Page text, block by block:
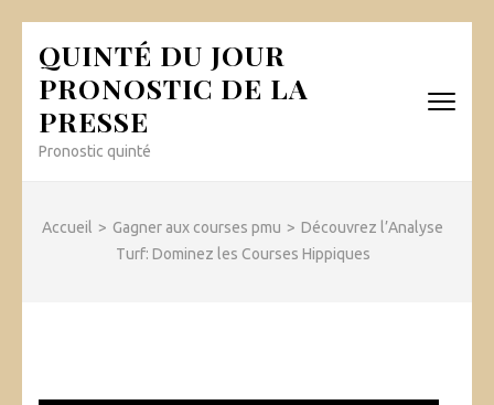
au
contenu
(Pressez
QUINTÉ DU JOUR
PRONOSTIC DE LA
PRESSE
Pronostic quinté
Accueil > Gagner aux courses pmu > Découvrez l’Analyse
Turf: Dominez les Courses Hippiques